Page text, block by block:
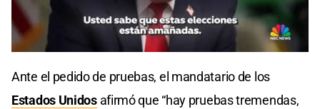
of
seconds
Ante el pedido de pruebas, el mandatario de los
Estados Unidosafirmó que “hay pruebas tremendas,